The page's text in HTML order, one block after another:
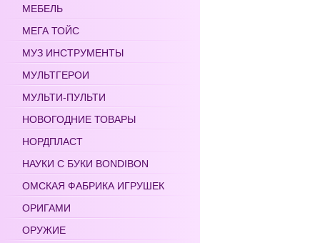
МЕБЕЛЬ
МЕГА ТОЙС
МУЗ ИНСТРУМЕНТЫ
МУЛЬТГЕРОИ
МУЛЬТИ-ПУЛЬТИ
НОВОГОДНИЕ ТОВАРЫ
НОРДПЛАСТ
НАУКИ С БУКИ BONDIBON
ОМСКАЯ ФАБРИКА ИГРУШЕК
ОРИГАМИ
ОРУЖИЕ